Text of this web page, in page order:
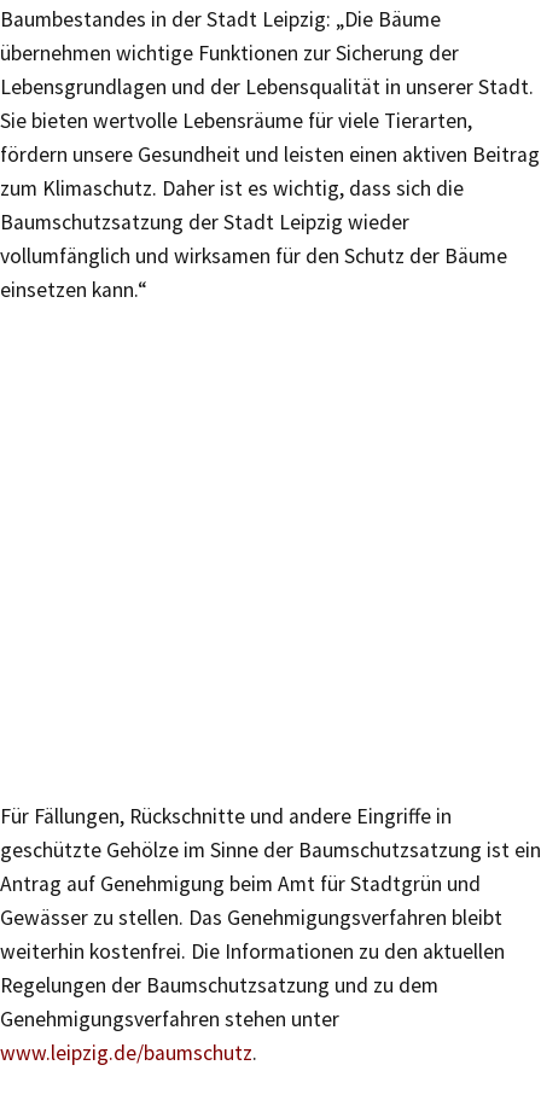
Baumbestandes in der Stadt Leipzig: „Die Bäume
übernehmen wichtige Funktionen zur Sicherung der
Lebensgrundlagen und der Lebensqualität in unserer Stadt.
Sie bieten wertvolle Lebensräume für viele Tierarten,
fördern unsere Gesundheit und leisten einen aktiven Beitrag
zum Klimaschutz. Daher ist es wichtig, dass sich die
Baumschutzsatzung der Stadt Leipzig wieder
vollumfänglich und wirksamen für den Schutz der Bäume
einsetzen kann.“
Für Fällungen, Rückschnitte und andere Eingriffe in
geschützte Gehölze im Sinne der Baumschutzsatzung ist ein
Antrag auf Genehmigung beim Amt für Stadtgrün und
Gewässer zu stellen. Das Genehmigungsverfahren bleibt
weiterhin kostenfrei. Die Informationen zu den aktuellen
Regelungen der Baumschutzsatzung und zu dem
Genehmigungsverfahren stehen unter
www.leipzig.de/baumschutz.